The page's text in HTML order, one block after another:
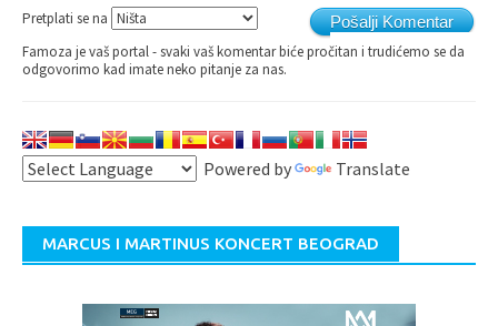
Pošalji Komentar
Pretplati se na
Famoza je vaš portal - svaki vaš komentar biće pročitan i trudićemo se da
odgovorimo kad imate neko pitanje za nas.
Powered by Translate
MARCUS I MARTINUS KONCERT BEOGRAD